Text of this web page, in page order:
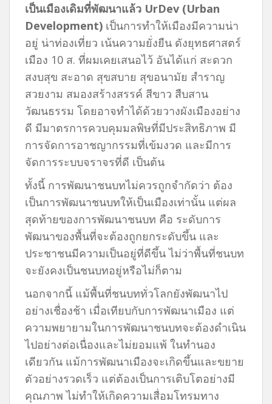
เป็นเมืองเดิมที่พัฒนาแล้ว UrDev (Urban
Development) เป็นการทำให้เมืองมีความน่า
อยู่ น่าท่องเที่ยว เน้นความยั่งยืน ดังยุทธศาสตร์
เมือง 10 ส. ที่ผมเคยเสนอไว้ อันได้แก่ สะดวก
สงบสุข สะอาด สุขสบาย สุขอนามัย สำราญ
สวยงาม สมองสร้างสรรค์ สีขาว สืบสาน
วัฒนธรรม โดยอาจทำได้ด้วยวางผังเมืองอย่าง
ดี มีมาตรการควบคุมมลพิษที่มีประสิทธิภาพ มี
การจัดการอาชญากรรมที่เข้มงวด และมีการ
จัดการระบบจราจรที่ดี เป็นต้น
ทั้งนี้ การพัฒนาชนบทไม่ควรถูกจำกัดว่า ต้อง
เป็นการพัฒนาชนบทให้เป็นเมืองเท่านั้น แต่ผล
สุดท้ายของการพัฒนาชนบท คือ ระดับการ
พัฒนาของพื้นที่จะต้องถูกยกระดับขึ้น และ
ประชาชนมีความเป็นอยู่ที่ดีขึ้น ไม่ว่าพื้นที่ชนบท
จะยังคงเป็นชนบทอยู่หรือไม่ก็ตาม
นอกจากนี้ แม้พื้นที่ชนบททั่วโลกยังพัฒนาไป
อย่างเชื่องช้า เมื่อเทียบกับการพัฒนาเมือง แต่
ความพยายามในการพัฒนาชนบทจะต้องดำเนิน
ไปอย่างต่อเนื่องและไม่ยอมแพ้ ในทำนอง
เดียวกัน แม้การพัฒนาเมืองจะเกิดขึ้นและขยาย
ตัวอย่างรวดเร็ว แต่ต้องเป็นการเติบโตอย่างมี
คุณภาพ ไม่ทำให้เกิดความเสื่อมโทรมทาง